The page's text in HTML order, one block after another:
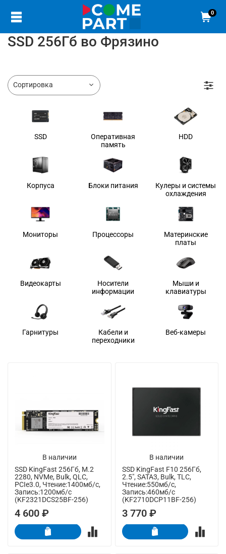
0
SSD 256Гб во Фрязино
SSD
Оперативная
память
HDD
Корпуса Блоки питания
Кулеры и системы
охлаждения
Мониторы Процессоры
Материнские
платы
Видеокарты
Носители
информации
Мыши и
клавиатуры
Гарнитуры
Кабели и
переходники
Веб-камеры
В наличии
SSD KingFast 256Гб, M.2
2280, NVMe, Bulk, QLC,
PCIe3.0, Чтение:1400мб/с,
Запись:1200мб/с
(KF2321DCS25BF-256)
4 600 ₽
В наличии
SSD KingFast F10 256Гб,
2.5", SATA3, Bulk, TLC,
Чтение:550мб/с,
Запись:460мб/с
(KF2710DCP11BF-256)
3 770 ₽